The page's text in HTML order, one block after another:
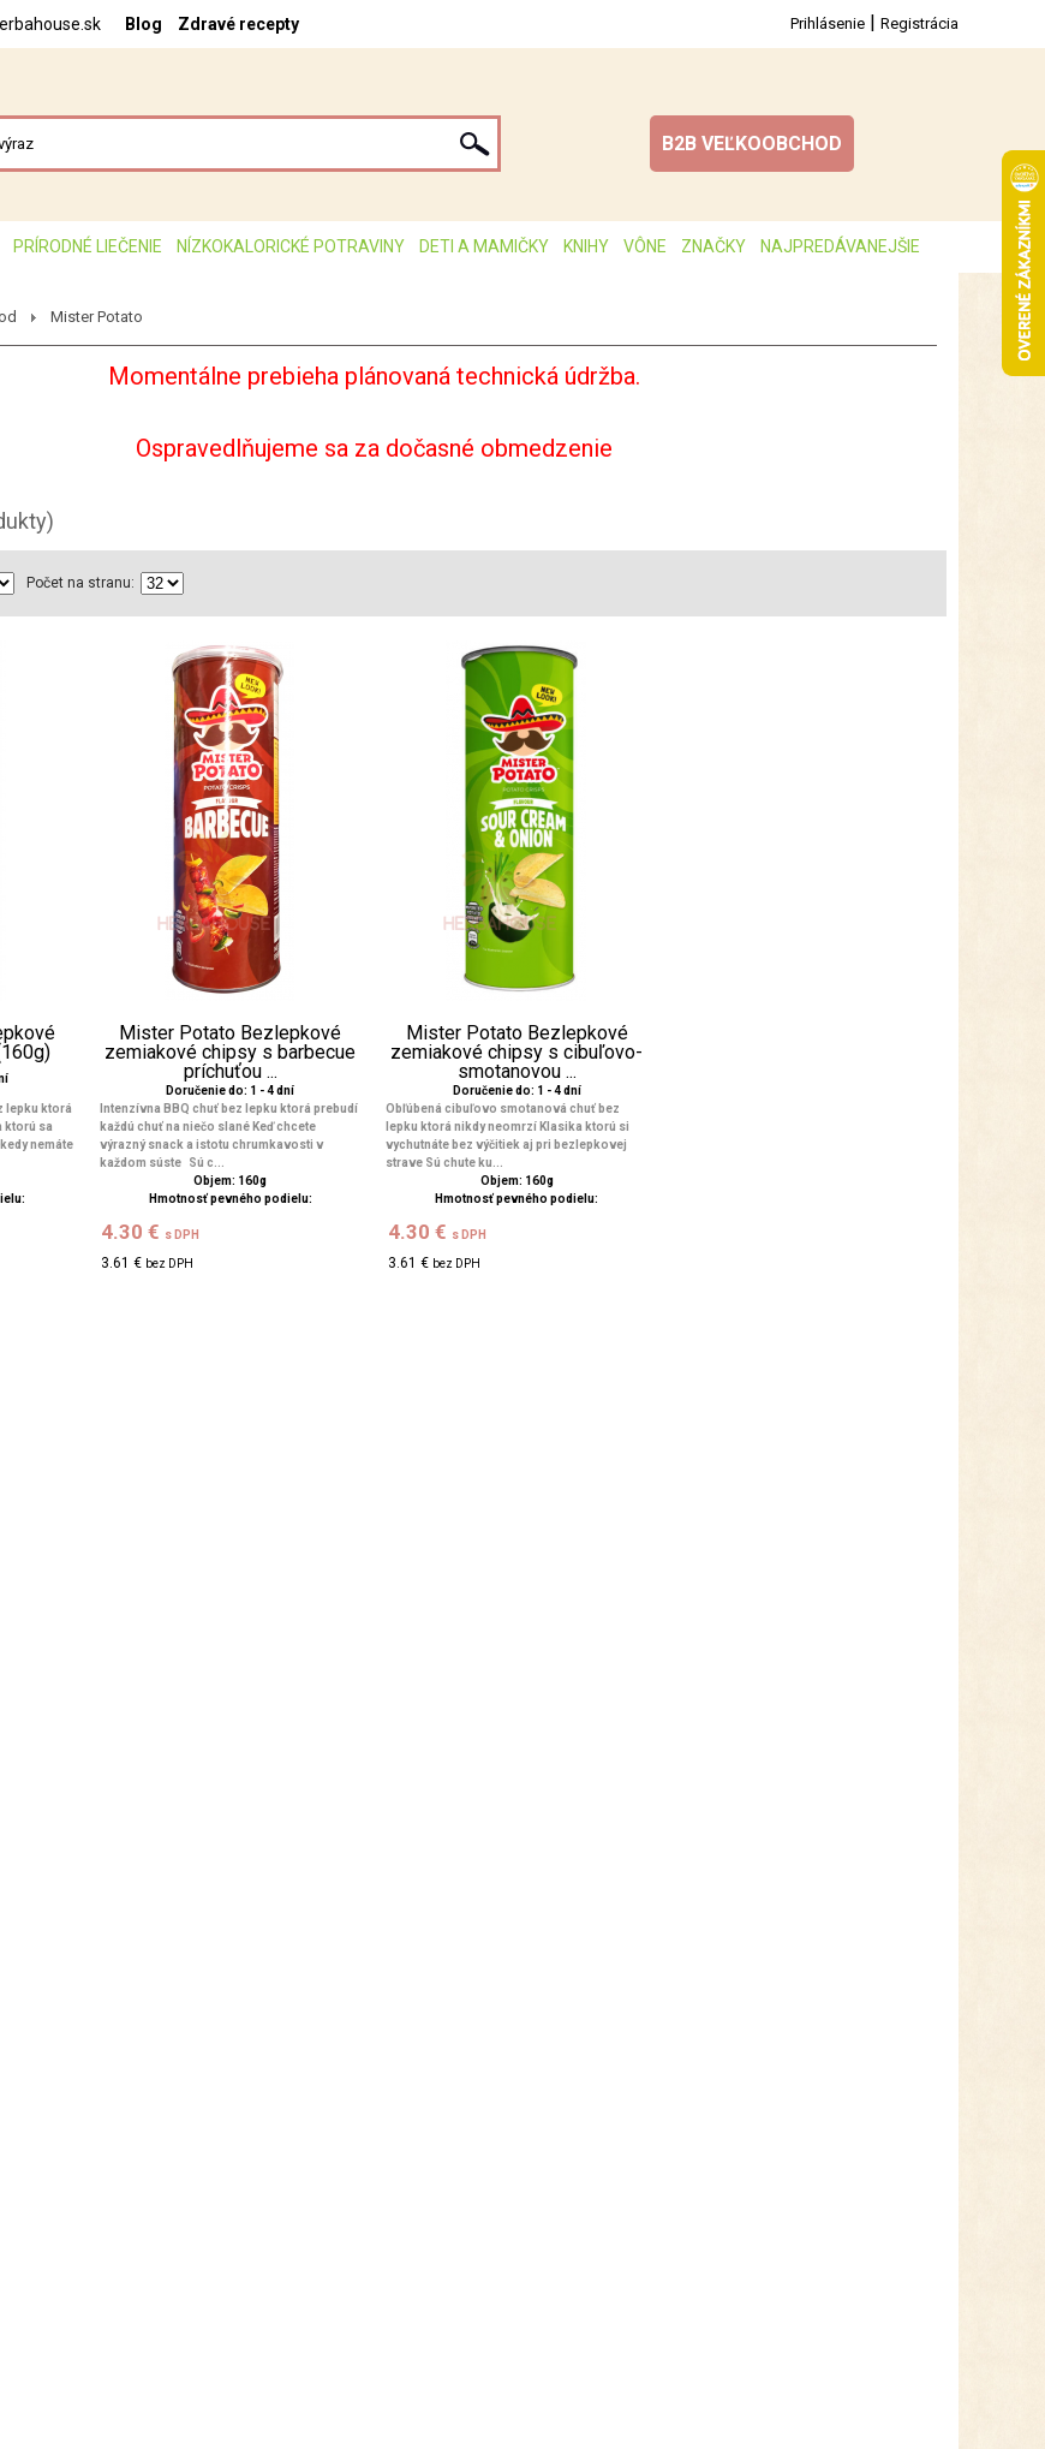
Blog Zdravé recepty Prihlásenie | Registrácia
B2B VEĽKOOBCHOD
PRÍRODNÉ LIEČENIE NÍZKOKALORICKÉ POTRAVINY DETI A MAMIČKY KNIHY VÔNE ZNAČKY NAJPREDÁVANEJŠIE
Mister Potato
Momentálne prebieha plánovaná technická údržba.
Ospravedlňujeme sa za dočasné obmedzenie
Počet na stranu:
lepku ktorá
ktorú sa
nemáte
Mister Potato Bezlepkové
zemiakové chipsy s barbecue
príchuťou ...
Doručenie do: 1 - 4 dní
Intenzívna BBQ chuť bez lepku ktorá prebudí
každú chuť na niečo slané Keď chcete
výrazný snack a istotu chrumkavosti v
každom súste Sú c...
Objem: 160g
Hmotnosť pevného podielu:
4.30 € s DPH
3.61 € bez DPH
Mister Potato Bezlepkové
zemiakové chipsy s cibuľovo-
smotanovou ...
Doručenie do: 1 - 4 dní
Obľúbená cibuľovo smotanová chuť bez
lepku ktorá nikdy neomrzí Klasika ktorú si
vychutnáte bez výčitiek aj pri bezlepkovej
strave Sú chute ku...
Objem: 160g
Hmotnosť pevného podielu:
4.30 € s DPH
3.61 € bez DPH